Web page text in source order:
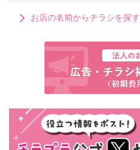
お店の名前からチラシを探す